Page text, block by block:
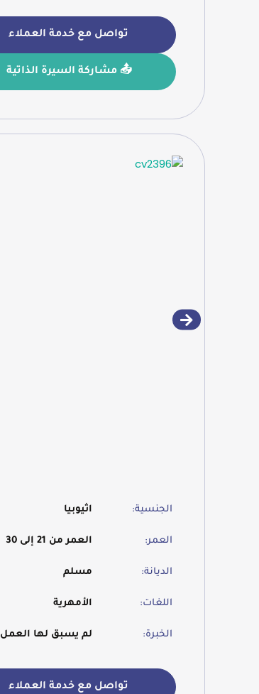
تواصل مع خدمة العملاء
📤 مشاركة السيرة الذاتية
الجنسية: اثيوبيا
العمر: العمر من 21 إلى 30
الديانة: مسلم
اللغات: الأمهرية
الخبرة: لم يسبق لها العمل
تواصل مع خدمة العملاء